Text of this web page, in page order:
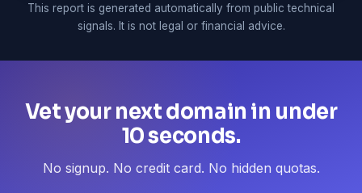
This report is generated automatically from public technical
signals. It is not legal or financial advice.
Vet your next domain in under
10 seconds.
No signup. No credit card. No hidden quotas.